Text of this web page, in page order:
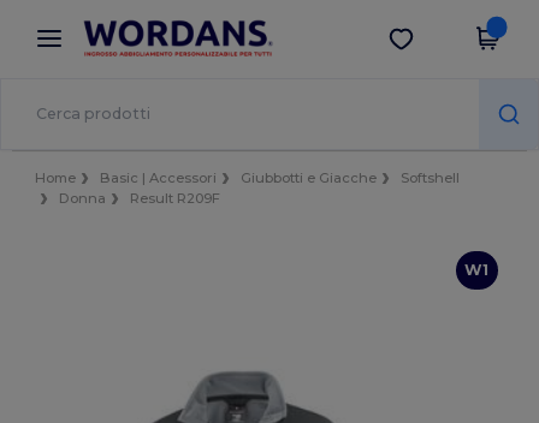
× App Wordans
Prezzi migliori sull'app!
Scarica app
Home Basic | Accessori Giubbotti e Giacche
Softshell
Donna
Result R209F
W1